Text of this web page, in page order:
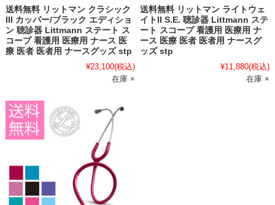
送料無料 リットマン クラシック
III カッパー/ブラック エディショ
ン 聴診器 Littmann ステート ス
コープ 看護用 医療用 ナース 医
療 医者 医者用 ナースグッズ stp
¥23,100(税込)
在庫 ×
送料無料 リットマン ライトウェ
イトII S.E. 聴診器 Littmann ステ
ート スコープ 看護用 医療用 ナ
ース 医療 医者 医者用 ナースグ
ッズ stp
¥11,880(税込)
在庫 ×